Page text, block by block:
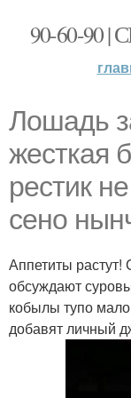
90-60-90
Лошадь
жесткая
рестик
сено
Аппетиты растут!
обсуждают
кобылы тупо
добавят личный